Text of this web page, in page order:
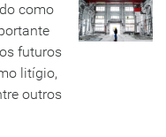
como
futuros
litígio,
outros